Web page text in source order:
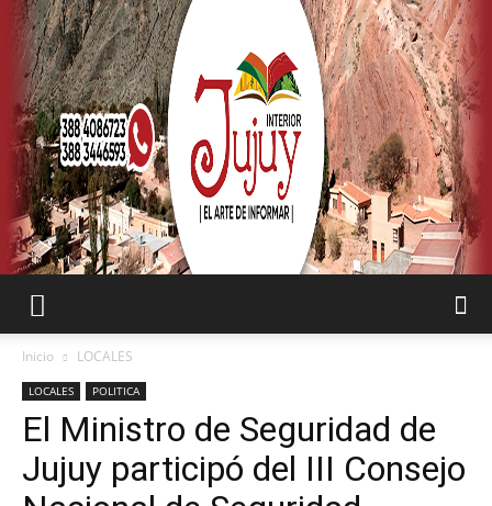
INTERIOR
Inicio LOCALES
LOCALES POLITICA
El Ministro de Seguridad de
Jujuy participó del III Consejo